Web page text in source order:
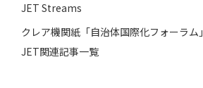
JET Streams
クレア機関紙「自治体国際化フォーラム」
JET関連記事一覧